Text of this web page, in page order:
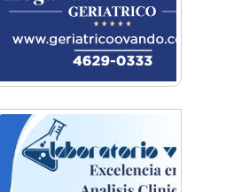
Miles de estudiantes de Morón
a la bandera
y cultura se
Expo Morón Se Muestra
en agosto: la Universidad
las inscripciones para el